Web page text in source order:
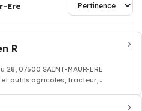
Ere
R
28, 07500 SAINT-MAUR-ERE
et outils agricoles, tracteur,